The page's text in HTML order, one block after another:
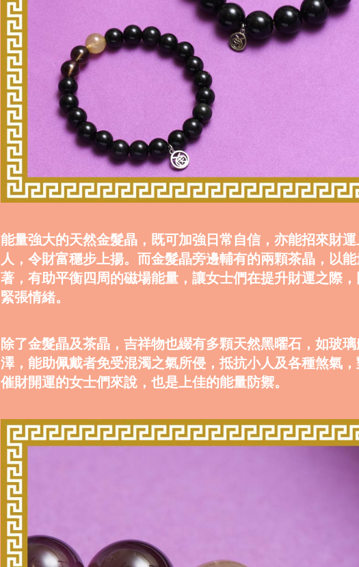
能量強大的天然金髮晶，既可加強日常自信，亦能招來財
人，令財富穩步上揚。而金髮晶旁邊輔有的兩顆茶晶，以
著，有助平衡四周的磁場能量，讓女士們在提升財運之際
緊張情緒。
除了金髮晶及茶晶，吉祥物也綴有多顆天然黑曜石，如玻
澤，能助佩戴者免受混濁之氣所侵，抵抗小人及各種煞氣
催財開運的女士們來說，也是上佳的能量防禦。